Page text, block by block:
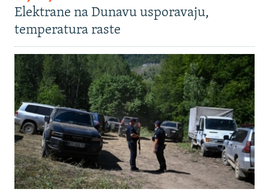
Elektrane na Dunavu usporavaju,
temperatura raste